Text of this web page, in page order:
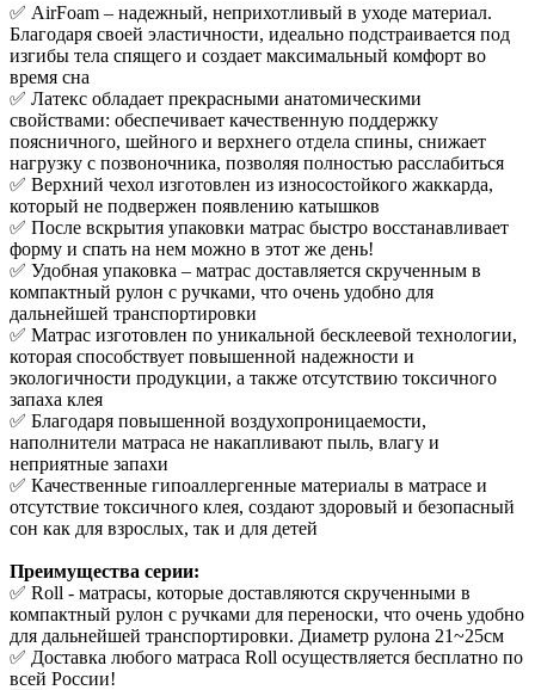
✅ AirFoam – надежный, неприхотливый в уходе материал.
Благодаря своей эластичности, идеально подстраивается под
изгибы тела спящего и создает максимальный комфорт во
время сна
✅ Латекс обладает прекрасными анатомическими
свойствами: обеспечивает качественную поддержку
поясничного, шейного и верхнего отдела спины, снижает
нагрузку с позвоночника, позволяя полностью расслабиться
✅ Верхний чехол изготовлен из износостойкого жаккарда,
который не подвержен появлению катышков
✅ После вскрытия упаковки матрас быстро восстанавливает
форму и спать на нем можно в этот же день!
✅ Удобная упаковка – матрас доставляется скрученным в
компактный рулон с ручками, что очень удобно для
дальнейшей транспортировки
✅ Матрас изготовлен по уникальной бесклеевой технологии,
которая способствует повышенной надежности и
экологичности продукции, а также отсутствию токсичного
запаха клея
✅ Благодаря повышенной воздухопроницаемости,
наполнители матраса не накапливают пыль, влагу и
неприятные запахи
✅ Качественные гипоаллергенные материалы в матрасе и
отсутствие токсичного клея, создают здоровый и безопасный
сон как для взрослых, так и для детей
Преимущества серии:
✅ Roll - матрасы, которые доставляются скрученными в
компактный рулон с ручками для переноски, что очень удобно
для дальнейшей транспортировки. Диаметр рулона 21~25см
✅ Доставка любого матраса Roll осуществляется бесплатно по
всей России!